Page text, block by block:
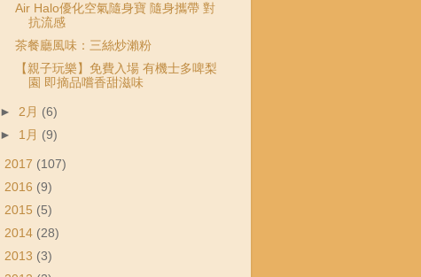
Air Halo優化空氣隨身寶 隨身攜帶 對
抗流感
茶餐廳風味：三絲炒瀨粉
【親子玩樂】免費入場 有機士多啤梨
園 即摘品嚐香甜滋味
► 2月 (6)
► 1月 (9)
2017 (107)
2016 (9)
2015 (5)
2014 (28)
2013 (3)